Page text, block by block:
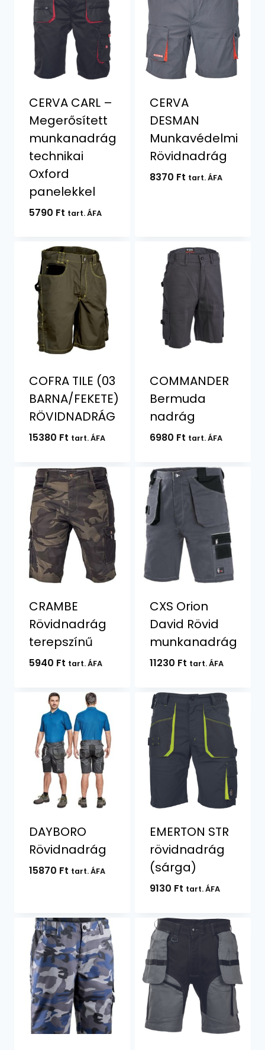
CERVA CARL –
Megerősített
munkanadrág
technikai
Oxford
panelekkel
5790 Ft tart. ÁFA
CERVA
DESMAN
Munkavédelmi
Rövidnadrág
8370 Ft tart. ÁFA
COFRA TILE (03
BARNA/FEKETE)
RÖVIDNADRÁG
15380 Ft tart. ÁFA
COMMANDER
Bermuda
nadrág
6980 Ft tart. ÁFA
CRAMBE
Rövidnadrág
terepszínű
5940 Ft tart. ÁFA
CXS Orion
David Rövid
munkanadrág
11230 Ft tart. ÁFA
DAYBORO
Rövidnadrág
15870 Ft tart. ÁFA
EMERTON STR
rövidnadrág
(sárga)
9130 Ft tart. ÁFA